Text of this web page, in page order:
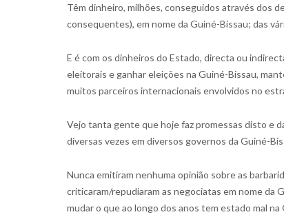
Têm dinheiro, milhões, conseguidos através dos
consequentes), em nome da Guiné-Bissau; das
E é com os dinheiros do Estado, directa ou
eleitorais e ganhar eleições na Guiné-Bissau,
muitos parceiros internacionais envolvidos no
Vejo tanta gente que hoje faz promessas disto e
diversas vezes em diversos governos da Guiné-
Nunca emitiram nenhuma opinião sobre as
criticaram/repudiaram as negociatas em nome da
mudar o que ao longo dos anos tem estado mal